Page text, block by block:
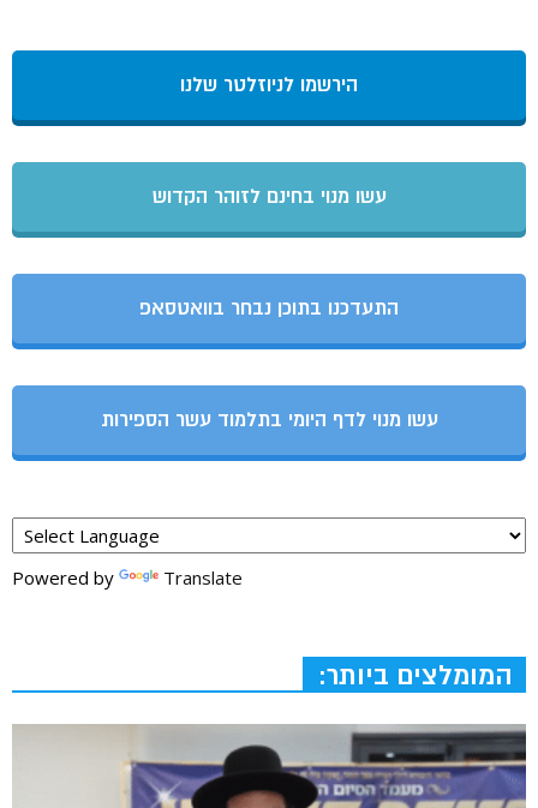
הירשמו לניוזלטר שלנו
עשו מנוי בחינם לזוהר הקדוש
התעדכנו בתוכן נבחר בוואטסאפ
עשו מנוי לדף היומי בתלמוד עשר הספירות
Powered by Translate
המומלצים ביותר: